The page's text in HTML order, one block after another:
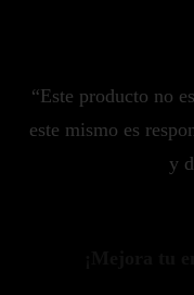
“Este producto no
este mismo es
y